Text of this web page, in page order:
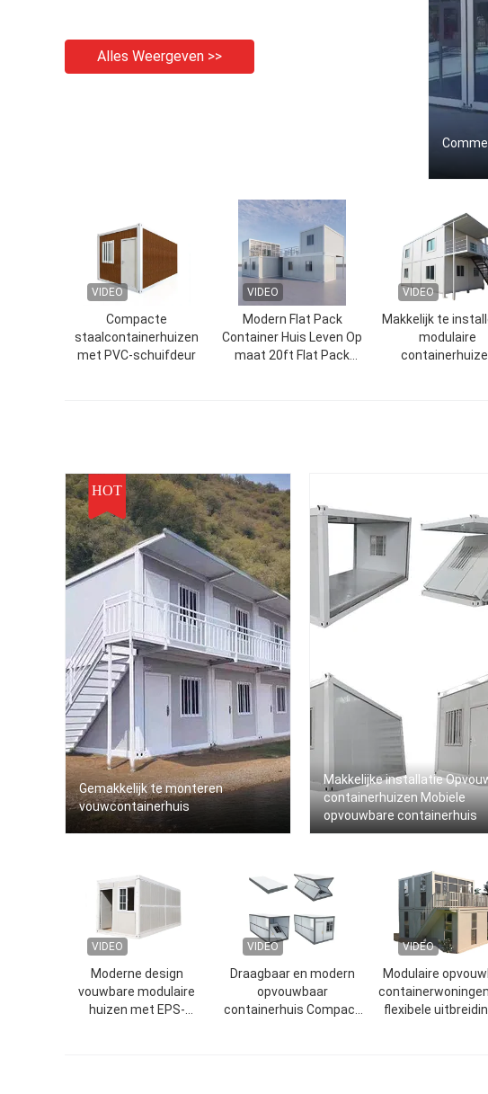
Alles Weergeven >>
VIDEO
Compacte
staalcontainerhuizen
met PVC-schuifdeur
VIDEO
Modern Flat Pack
Container Huis Leven Op
maat 20ft Flat Pack
VIDEO
Makkelijk te
modulaire
HOT
Gemakkelijk te monteren
vouwcontainerhuis
Makkelijke installatie
containerhuizen Mobiele
opvouwbare containerhuis
VIDEO
Moderne design
vouwbare modulaire
huizen met EPS-
VIDEO
Draagbaar en modern
opvouwbaar
containerhuis Compact
VIDEO
Modulaire
flexibele